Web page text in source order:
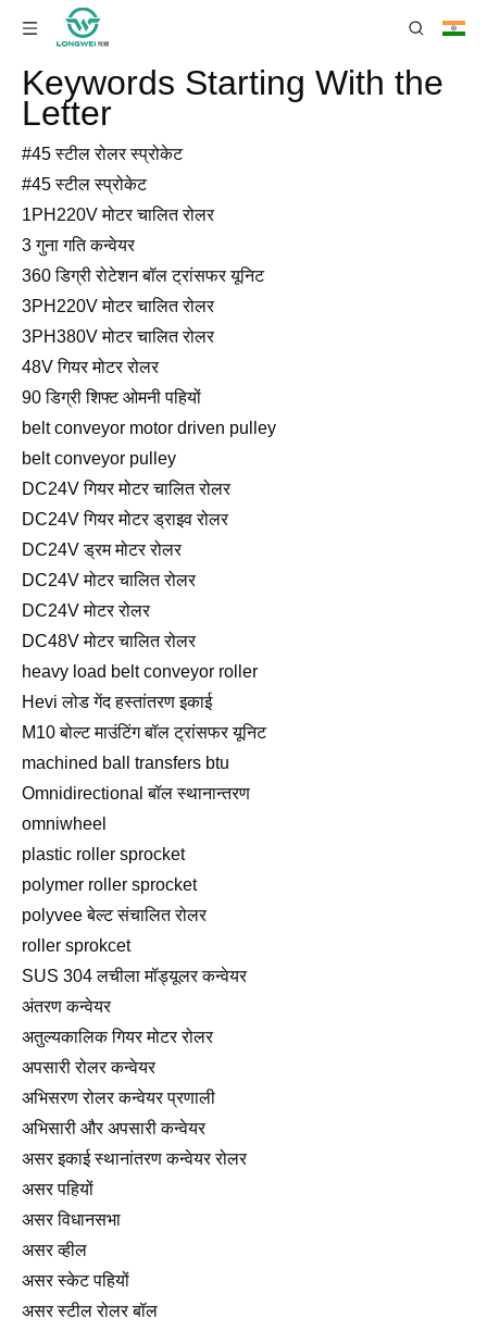
Keywords Starting With the
Letter
#45 स्टील रोलर स्प्रोकेट
#45 स्टील स्प्रोकेट
1PH220V मोटर चालित रोलर
3 गुना गति कन्वेयर
360 डिग्री रोटेशन बॉल ट्रांसफर यूनिट
3PH220V मोटर चालित रोलर
3PH380V मोटर चालित रोलर
48V गियर मोटर रोलर
90 डिग्री शिफ्ट ओमनी पहियों
belt conveyor motor driven pulley
belt conveyor pulley
DC24V गियर मोटर चालित रोलर
DC24V गियर मोटर ड्राइव रोलर
DC24V ड्रम मोटर रोलर
DC24V मोटर चालित रोलर
DC24V मोटर रोलर
DC48V मोटर चालित रोलर
heavy load belt conveyor roller
Hevi लोड गेंद हस्तांतरण इकाई
M10 बोल्ट माउंटिंग बॉल ट्रांसफर यूनिट
machined ball transfers btu
Omnidirectional बॉल स्थानान्तरण
omniwheel
plastic roller sprocket
polymer roller sprocket
polyvee बेल्ट संचालित रोलर
roller sprokcet
SUS 304 लचीला मॉड्यूलर कन्वेयर
अंतरण कन्वेयर
अतुल्यकालिक गियर मोटर रोलर
अपसारी रोलर कन्वेयर
अभिसरण रोलर कन्वेयर प्रणाली
अभिसारी और अपसारी कन्वेयर
असर इकाई स्थानांतरण कन्वेयर रोलर
असर पहियों
असर विधानसभा
असर व्हील
असर स्केट पहियों
असर स्टील रोलर बॉल